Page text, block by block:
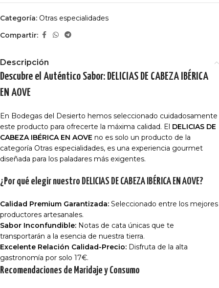
Categoría: Otras especialidades
Compartir:
Descripción
Descubre el Auténtico Sabor: DELICIAS DE CABEZA IBÉRICA
EN AOVE
En Bodegas del Desierto hemos seleccionado cuidadosamente
este producto para ofrecerte la máxima calidad. El DELICIAS DE
CABEZA IBÉRICA EN AOVE no es solo un producto de la
categoría Otras especialidades, es una experiencia gourmet
diseñada para los paladares más exigentes.
¿Por qué elegir nuestro DELICIAS DE CABEZA IBÉRICA EN AOVE?
Calidad Premium Garantizada: Seleccionado entre los mejores
productores artesanales.
Sabor Inconfundible: Notas de cata únicas que te
transportarán a la esencia de nuestra tierra.
Excelente Relación Calidad-Precio: Disfruta de la alta
gastronomía por solo 17€.
Recomendaciones de Maridaje y Consumo